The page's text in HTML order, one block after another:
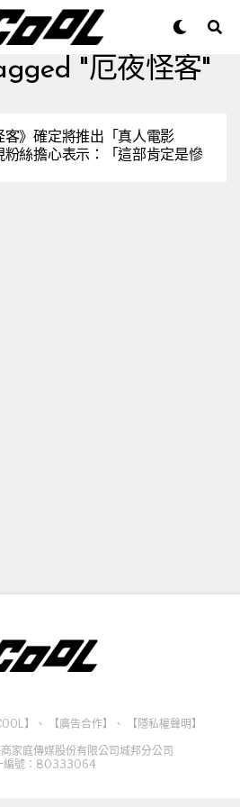
"厄夜怪客"
》確定將推出「真人電影
粉絲擔心表示：「這部肯定是慘
】 、 【廣告合作】 、
【隱私權聲明】
家庭傳媒股份有限公司城邦分公司
編號：80333064